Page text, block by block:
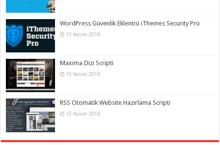
WordPress Güvenlik Eklentisi iThemes Security Pro
15 Kasım 2016
Maxima Dizi Scripti
15 Kasım 2016
RSS Otomatik Website Hazırlama Scripti
15 Kasım 2016